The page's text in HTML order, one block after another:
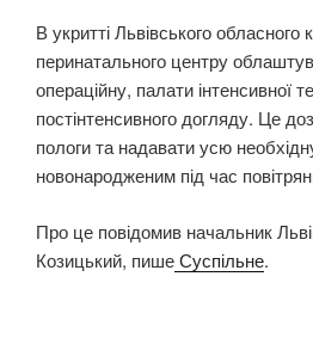
В укритті Львівського обласного
перинатального центру
операційну, палати інтенсивної
постінтенсивного догляду. Це
пологи та надавати усю
новонародженим під час
Про це повідомив начальник
Козицький, пишеСуспільне.